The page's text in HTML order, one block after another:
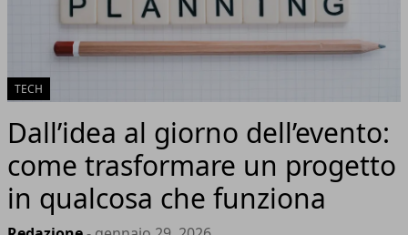
TECH
Dall’idea al giorno dell’evento:
come trasformare un progetto
in qualcosa che funziona